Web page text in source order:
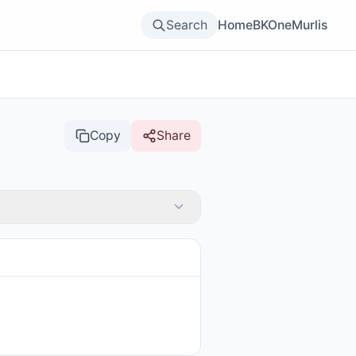
Search HomeBKOneMurlis
Copy Share